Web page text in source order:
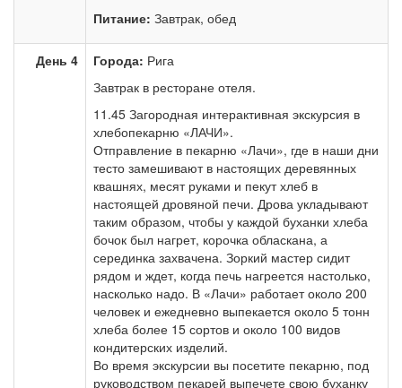
Питание: Завтрак, обед
День 4 Города: Рига
Завтрак в ресторане отеля.
11.45 Загородная интерактивная экскурсия в
хлебопекарню «ЛАЧИ».
Отправление в пекарню «Лачи», где в наши дни
тесто замешивают в настоящих деревянных
квашнях, месят руками и пекут хлеб в
настоящей дровяной печи. Дрова укладывают
таким образом, чтобы у каждой буханки хлеба
бочок был нагрет, корочка обласкана, а
серединка захвачена. Зоркий мастер сидит
рядом и ждет, когда печь нагреется настолько,
насколько надо. В «Лачи» работает около 200
человек и ежедневно выпекается около 5 тонн
хлеба более 15 сортов и около 100 видов
кондитерских изделий.
Во время экскурсии вы посетите пекарню, под
руководством пекарей выпечете свою буханку